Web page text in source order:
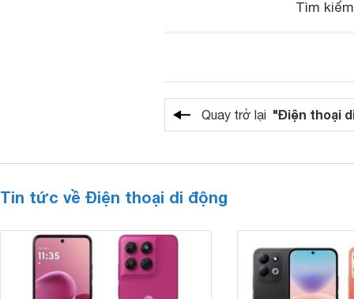
Tìm
Quay trở lại "Điện thoại
Tin tức về Điện thoại di động